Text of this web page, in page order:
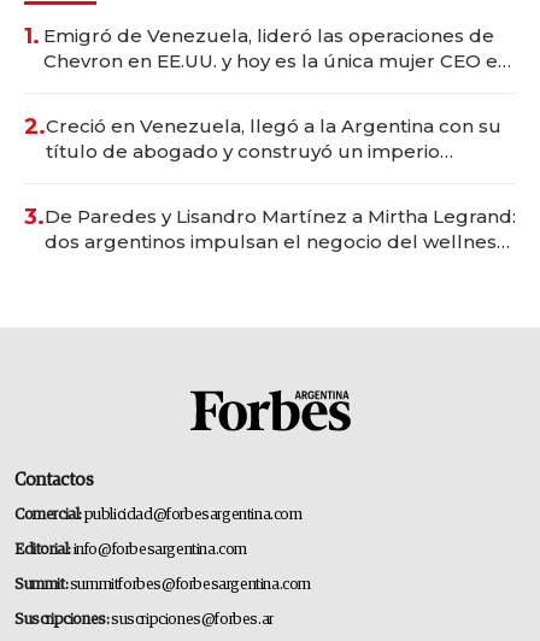
1. Emigró de Venezuela, lideró las operaciones de
Chevron en EE.UU. y hoy es la única mujer CEO en
2.Creció en Venezuela, llegó a la Argentina con su
título de abogado y construyó un imperio
3.De Paredes y Lisandro Martínez a Mirtha Legrand:
dos argentinos impulsan el negocio del wellness
Contactos
Comercial:publicidad@forbesargentina.com
Editorial:info@forbesargentina.com
Summit:summitforbes@forbesargentina.com
Suscripciones:suscripciones@forbes.ar